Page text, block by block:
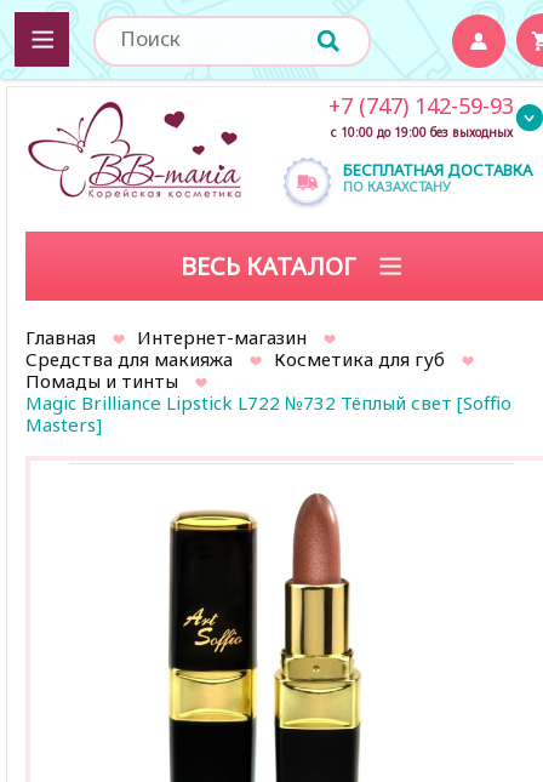
БЕСПЛАТНАЯ ДОСТАВКА
ПО КАЗАХСТАНУ
+7 (747) 142-59-93
с 10:00 до 19:00 без выходных
ВЕСЬ КАТАЛОГ
Главная
Интернет-магазин
Средства для макияжа
Косметика для губ
Помады и тинты
Magic Brilliance Lipstick L722 №732 Тёплый свет [Soffio
Masters]